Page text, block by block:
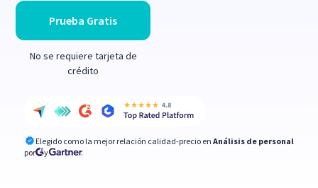
Prueba Gratis
No se requiere tarjeta de
crédito
Elegido como la mejor relación calidad-precio en Análisis de personal
por
y